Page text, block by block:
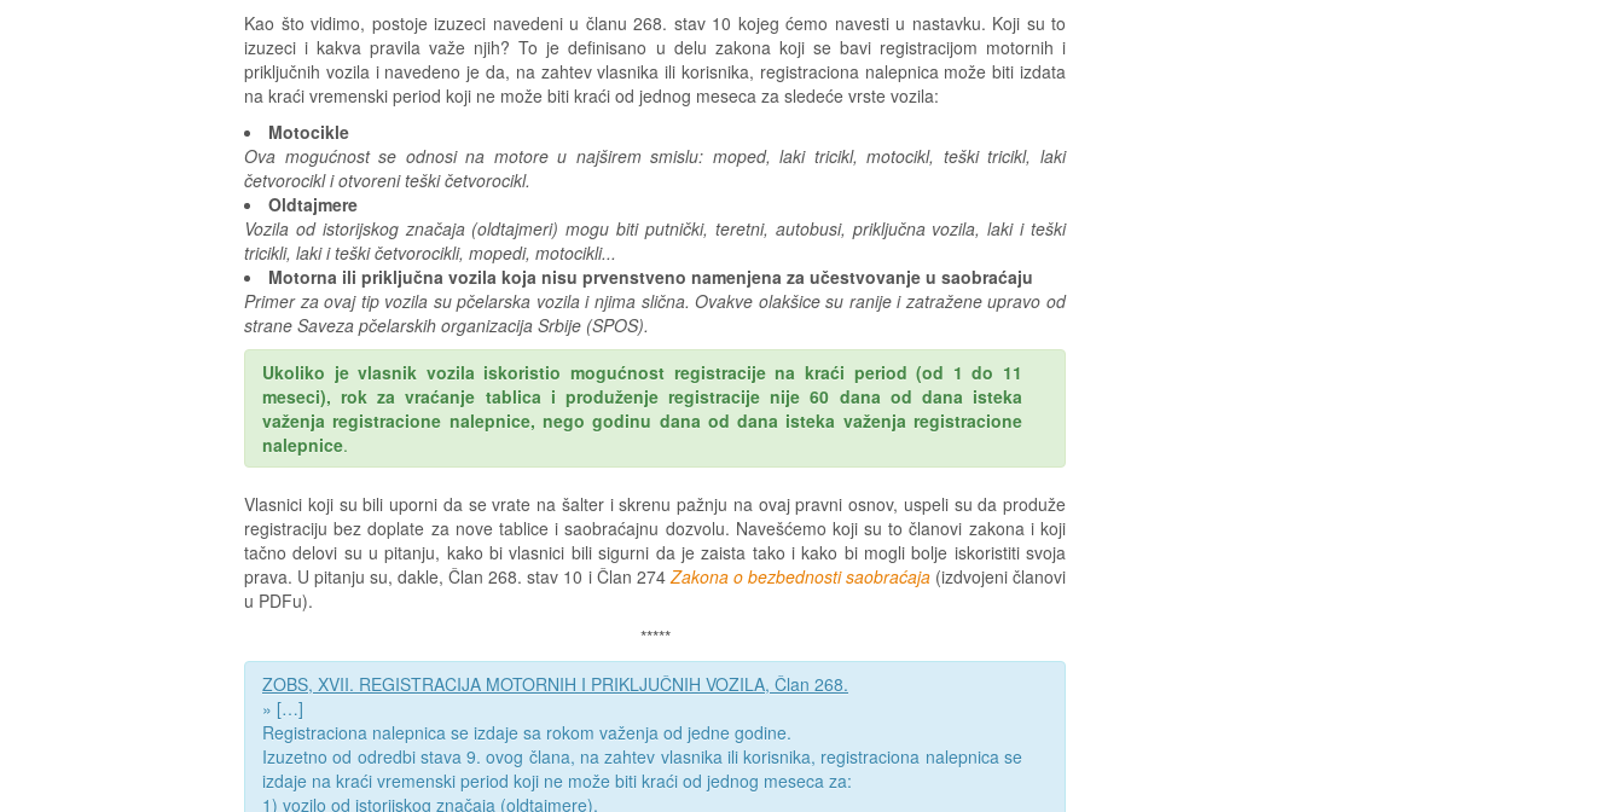
Kao što vidimo, postoje izuzeci navedeni u članu 268. stav 10 kojeg ćemo navesti u nastavku. Koji su to
izuzeci i kakva pravila važe njih? To je definisano u delu zakona koji se bavi registracijom motornih i
priključnih vozila i navedeno je da, na zahtev vlasnika ili korisnika, registraciona nalepnica može biti izdata
na kraći vremenski period koji ne može biti kraći od jednog meseca za sledeće vrste vozila:
Motocikle
Ova mogućnost se odnosi na motore u najširem smislu: moped, laki tricikl, motocikl, teški tricikl, laki
četvorocikl i otvoreni teški četvorocikl.
Oldtajmere
Vozila od istorijskog značaja (oldtajmeri) mogu biti putnički, teretni, autobusi, priključna vozila, laki i teški
tricikli, laki i teški četvorocikli, mopedi, motocikli...
Motorna ili priključna vozila koja nisu prvenstveno namenjena za učestvovanje u saobraćaju
Primer za ovaj tip vozila su pčelarska vozila i njima slična. Ovakve olakšice su ranije i zatražene upravo od
strane Saveza pčelarskih organizacija Srbije (SPOS).
Ukoliko je vlasnik vozila iskoristio mogućnost registracije na kraći period (od 1 do 11
meseci), rok za vraćanje tablica i produženje registracije nije 60 dana od dana isteka
važenja registracione nalepnice, nego godinu dana od dana isteka važenja registracione
nalepnice.
Vlasnici koji su bili uporni da se vrate na šalter i skrenu pažnju na ovaj pravni osnov, uspeli su da produže
registraciju bez doplate za nove tablice i saobraćajnu dozvolu. Navešćemo koji su to članovi zakona i koji
tačno delovi su u pitanju, kako bi vlasnici bili sigurni da je zaista tako i kako bi mogli bolje iskoristiti svoja
prava. U pitanju su, dakle, Član 268. stav 10 i Član 274Zakona o bezbednosti saobraćaja(izdvojeni članovi
u PDFu).
*****
ZOBS, XVII. REGISTRACIJA MOTORNIH I PRIKLJUČNIH VOZILA, Član 268.
» […]
Registraciona nalepnica se izdaje sa rokom važenja od jedne godine.
Izuzetno od odredbi stava 9. ovog člana, na zahtev vlasnika ili korisnika, registraciona nalepnica se
izdaje na kraći vremenski period koji ne može biti kraći od jednog meseca za:
1) vozilo od istorijskog značaja (oldtajmere),